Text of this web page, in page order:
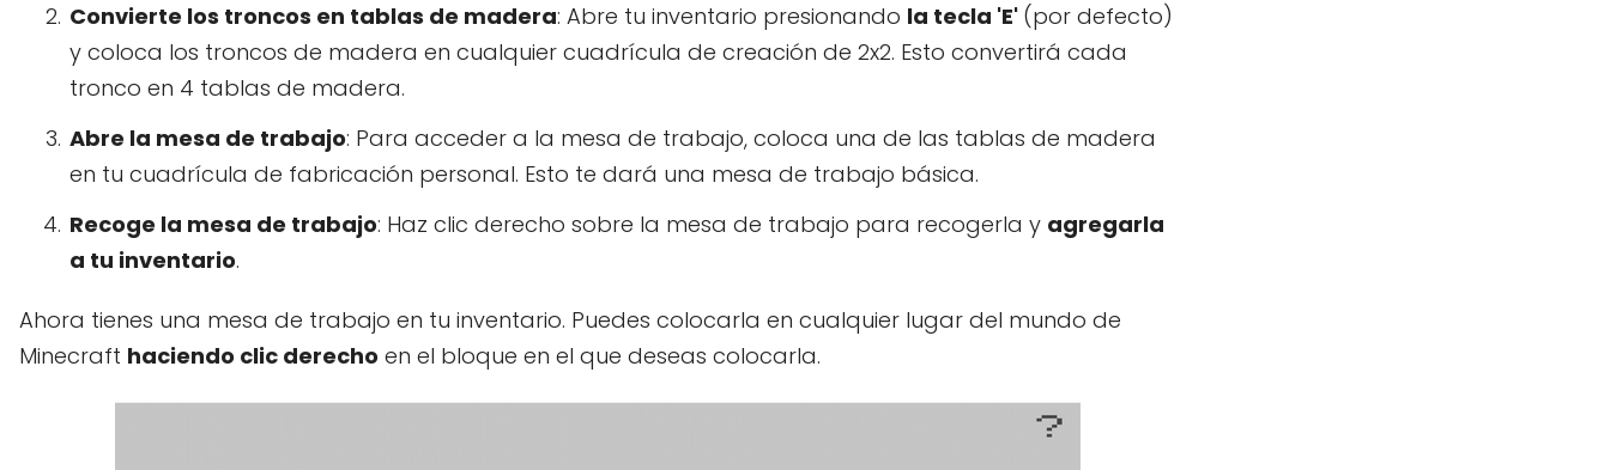
Convierte los troncos en tablas de madera: Abre tu inventario presionando la tecla 'E' (por defecto)
y coloca los troncos de madera en cualquier cuadrícula de creación de 2x2. Esto convertirá cada
tronco en 4 tablas de madera.
Abre la mesa de trabajo: Para acceder a la mesa de trabajo, coloca una de las tablas de madera
en tu cuadrícula de fabricación personal. Esto te dará una mesa de trabajo básica.
Recoge la mesa de trabajo: Haz clic derecho sobre la mesa de trabajo para recogerla y agregarla
a tu inventario.
Ahora tienes una mesa de trabajo en tu inventario. Puedes colocarla en cualquier lugar del mundo de
Minecraft haciendo clic derecho en el bloque en el que deseas colocarla.